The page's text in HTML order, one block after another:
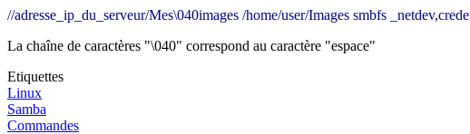
//adresse_ip_du_serveur/Mes\040images /home/user/Images smbfs
La chaîne de caractères "\040" correspond au caractère "espace"
Etiquettes
Linux
Samba
Commandes